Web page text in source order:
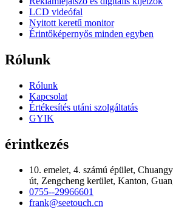
LCD videófal
Nyitott keretű monitor
Érintőképernyős minden egyben
Rólunk
Rólunk
Kapcsolat
Értékesítés utáni szolgáltatás
GYIK
érintkezés
10. emelet, 4. számú épület,
út, Zengcheng kerület, Kanton,
0755--29966601
frank@seetouch.cn